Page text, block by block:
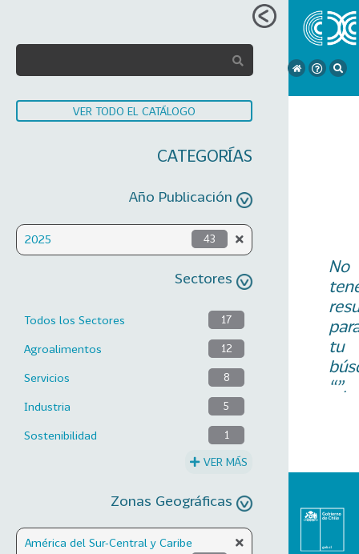
VER TODO EL CATÁLOGO
CATEGORÍAS
Año Publicación
2025 43
Sectores
Todos los Sectores 17
Agroalimentos 12
Servicios 8
Industria 5
Sostenibilidad 1
VER MÁS
Zonas Geográficas
América del Sur-Central y Caribe
No
tu
“”.